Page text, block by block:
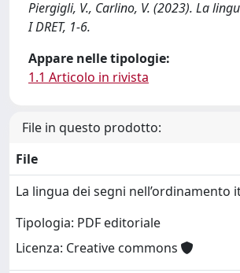
Piergigli, V., Carlino, V. (2023). La
I DRET, 1-6.
Appare nelle tipologie:
1.1 Articolo in rivista
File in questo prodotto:
File
La lingua dei segni nell’ordinamento
Tipologia: PDF editoriale
Licenza: Creative commons